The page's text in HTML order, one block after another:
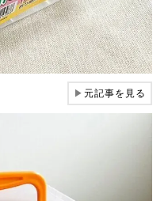
▶元記事を見る